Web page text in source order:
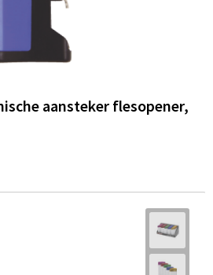
aansteker flesopener,